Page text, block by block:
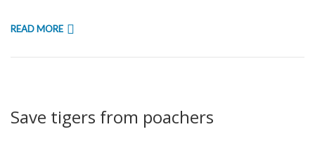
READ MORE
Save tigers from poachers